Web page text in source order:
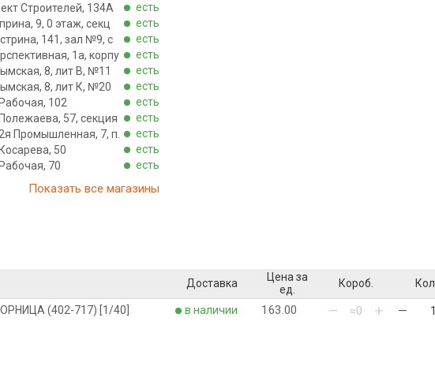
Строителей, 134А
есть
9, 0 этаж, секц
есть
141, зал №9, с
есть
1а, корпу
есть
8, лит В, №11
есть
8, лит К, №20
есть
102
есть
57, секция
есть
Промышленная, 7, п.
есть
50
есть
70
есть
Показать все магазины
Доставка
Цена за
ед.
Короб.
(402-717) [1/40] в наличии 163.00